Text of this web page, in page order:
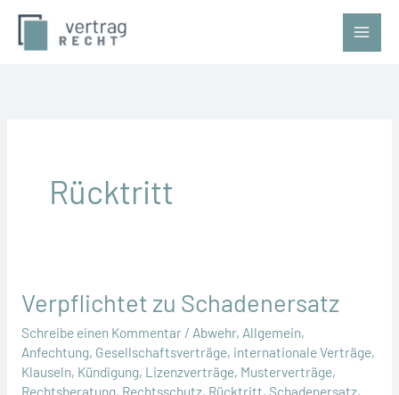
Zum
Rücktritt
Verpflichtet zu Schadenersatz
Schreibe einen Kommentar / Abwehr, Allgemein,
Anfechtung, Gesellschaftsverträge, internationale Verträge,
Klauseln, Kündigung, Lizenzverträge, Musterverträge,
Rechtsberatung, Rechtsschutz, Rücktritt, Schadenersatz,